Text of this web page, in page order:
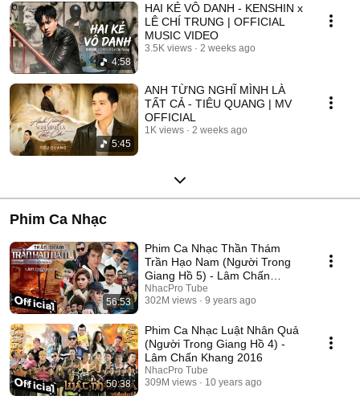
4:58
HAI KẺ VÔ DANH - KENSHIN x
LÊ CHÍ TRUNG | OFFICIAL
MUSIC VIDEO
3.5K views 2 weeks ago
5:45
ANH TỪNG NGHĨ MÌNH LÀ
TẤT CẢ - TIÊU QUANG | MV
OFFICIAL
1K views 2 weeks ago
Phim Ca Nhạc
56:53
Phim Ca Nhạc Thần Thám
Trần Hạo Nam (Người Trong
Giang Hồ 5) - Lâm Chấn
Khang 2017
NhacPro Tube
302M views
9 years ago
50:38
Phim Ca Nhạc Luật Nhân Quả
(Người Trong Giang Hồ 4) -
Lâm Chấn Khang 2016
NhacPro Tube
309M views
10 years ago